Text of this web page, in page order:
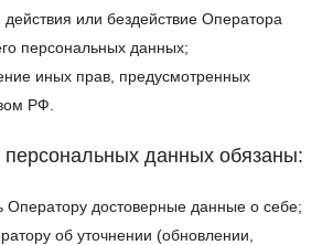
или бездействие Оператора
персональных данных;
иных прав, предусмотренных
РФ.
данных обязаны:
Оператору достоверные данные о себе;
об уточнении (обновлении,